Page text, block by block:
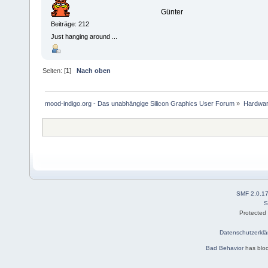
Beiträge: 212
Just hanging around ...
Günter
Seiten: [1]Nach oben
mood-indigo.org - Das unabhängige Silicon Graphics User Forum »
SMF 2.0.17
Bad Behaviorhas